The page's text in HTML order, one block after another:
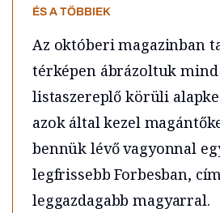
ÉS A TÖBBIEK
Az októberi magazinban
térképen ábrázoltuk
listaszereplő körüli
azok által kezel
bennük lévő vagyonnal
legfrissebb Forbesban,
leggazdagabb magyarral.